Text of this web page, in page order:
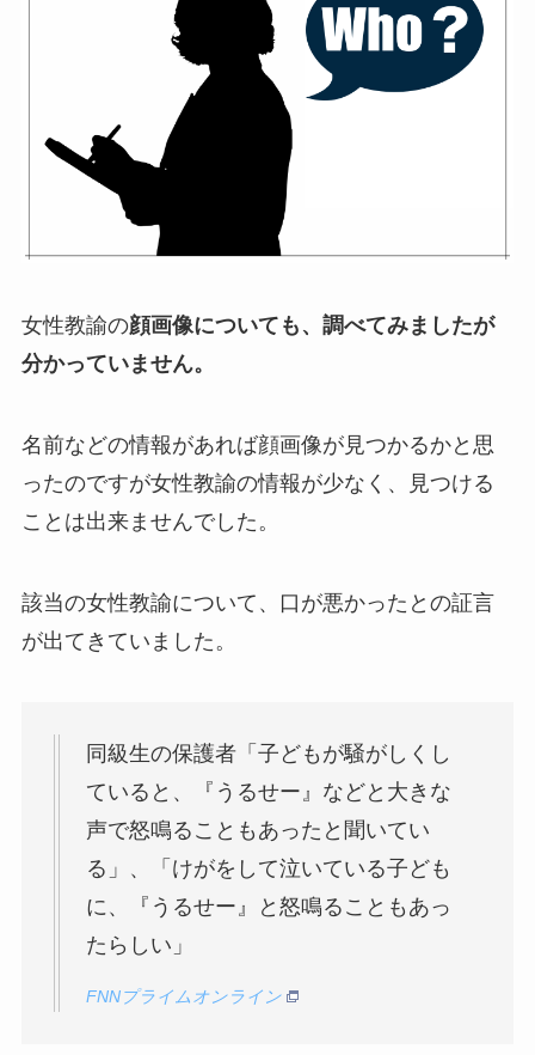
女性教諭の顔画像についても、調べてみましたが
分かっていません。
名前などの情報があれば顔画像が見つかるかと思
ったのですが女性教諭の情報が少なく、見つける
ことは出来ませんでした。
該当の女性教諭について、口が悪かったとの証言
が出てきていました。
同級生の保護者「子どもが騒がしくし
ていると、『うるせー』などと大きな
声で怒鳴ることもあったと聞いてい
る」、「けがをして泣いている子ども
に、『うるせー』と怒鳴ることもあっ
たらしい」
FNNプライムオンライン